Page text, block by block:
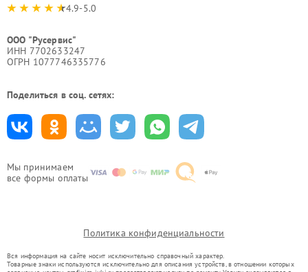
Мы принимаем
все формы оплаты
4.9-5.0
ООО "Русервис"
ИНН 7702633247
ОГРН 1077746335776
Поделиться в соц. сетях:
Политика конфиденциальности
Вся информация на сайте носит исключительно справочный характер.
Товарные знаки используются исключительно для описания устройств, в отношении которых